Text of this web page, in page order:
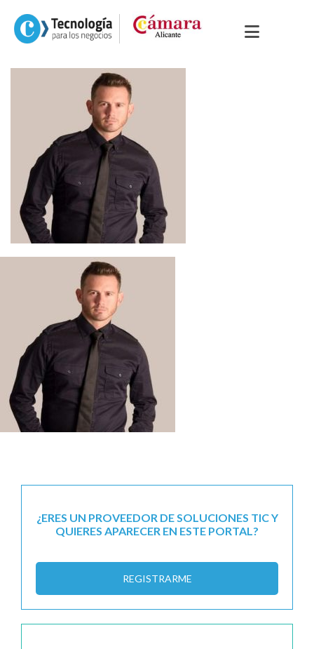
¿ERES UN PROVEEDOR DE SOLUCIONES TIC Y
QUIERES APARECER EN ESTE PORTAL?
REGISTRARME